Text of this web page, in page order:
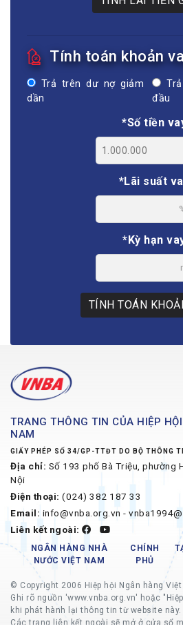
Tính toán khoản
Trả trên dư nợ giảm
dần
đầu
*Số tiền
*Lãi suất
*Kỳ hạn
TÍNH TOÁN
TRANG THÔNG TIN CỦA HIỆP
NAM
GIẤY PHÉP SỐ 34/GP-TTĐT DO BỘ THÔNG
Địa chỉ: Số 193 phố Bà Triệu, phường
Nội
Điện thoại: (024) 382 187 33
Email: info@vnba.org.vn -
Liên kết ngoài:
NGÂN HÀNG NHÀ
NƯỚC VIỆT NAM
CHÍNH
PHỦ
© Copyright 2006 Hiệp hội Ngân hàng Việt
Ghi rõ nguồn 'www.vnba.org.vn' hoặc
khi phát hành lại thông tin từ website này.
Các trang liên kết ngoài sẽ mở ở cửa sổ